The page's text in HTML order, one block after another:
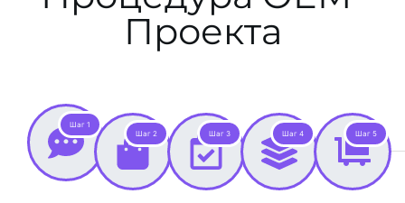
Проекта
Шаг 1
Шаг 2
Шаг 3 Шаг 4 Шаг 5